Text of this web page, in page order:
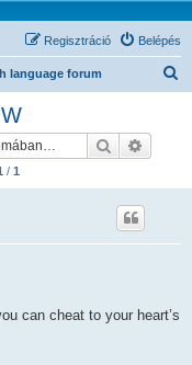
Belépés
Regisztráció
language forum
Keresés
/ 1
can cheat to your heart’s